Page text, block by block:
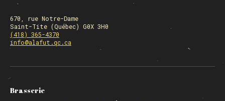
670, rue Notre-Dame
Saint-Tite (Québec) G0X 3H0
(418) 365-4370
info@alafut.qc.ca
Brasserie